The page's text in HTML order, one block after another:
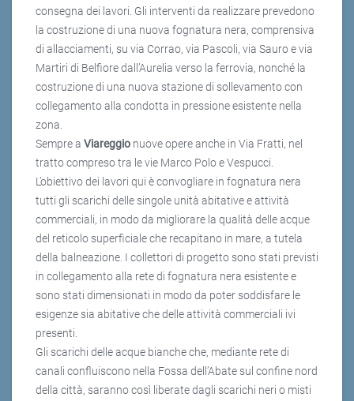
consegna dei lavori. Gli interventi da realizzare prevedono
la costruzione di una nuova fognatura nera, comprensiva
di allacciamenti, su via Corrao, via Pascoli, via Sauro e via
Martiri di Belfiore dall’Aurelia verso la ferrovia, nonché la
costruzione di una nuova stazione di sollevamento con
collegamento alla condotta in pressione esistente nella
zona.
Sempre a Viareggio nuove opere anche in Via Fratti, nel
tratto compreso tra le vie Marco Polo e Vespucci.
L’obiettivo dei lavori qui è convogliare in fognatura nera
tutti gli scarichi delle singole unità abitative e attività
commerciali, in modo da migliorare la qualità delle acque
del reticolo superficiale che recapitano in mare, a tutela
della balneazione. I collettori di progetto sono stati previsti
in collegamento alla rete di fognatura nera esistente e
sono stati dimensionati in modo da poter soddisfare le
esigenze sia abitative che delle attività commerciali ivi
presenti.
Gli scarichi delle acque bianche che, mediante rete di
canali confluiscono nella Fossa dell’Abate sul confine nord
della città, saranno così liberate dagli scarichi neri o misti